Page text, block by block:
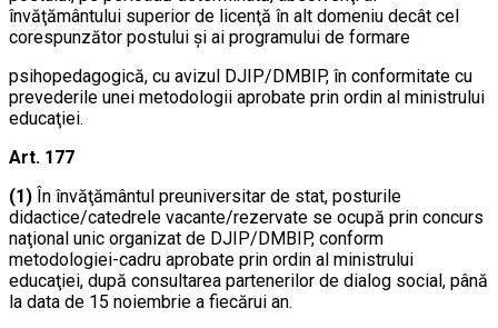
învăţământului superior de licenţă în alt domeniu decât cel
corespunzător postului şi ai programului de formare
psihopedagogică, cu avizul DJIP/DMBIP, în conformitate cu
prevederile unei metodologii aprobate prin ordin al ministrului
educaţiei.
Art. 177
(1) În învăţământul preuniversitar de stat, posturile
didactice/catedrele vacante/rezervate se ocupă prin concurs
naţional unic organizat de DJIP/DMBIP, conform
metodologiei-cadru aprobate prin ordin al ministrului
educaţiei, după consultarea partenerilor de dialog social, până
la data de 15 noiembrie a fiecărui an.